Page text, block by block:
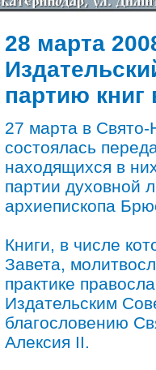
28 марта
партию книг
27 марта в
состоялась
находящихся в
партии духовной
архиепископа
Книги, в числе
Завета,
практике
Издательским
благословению
Алексия II.